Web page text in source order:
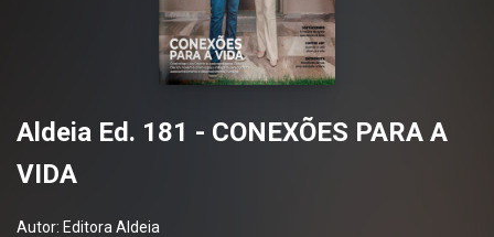
Aldeia Ed. 181 - CONEXÕES PARA A
VIDA
Autor: Editora Aldeia